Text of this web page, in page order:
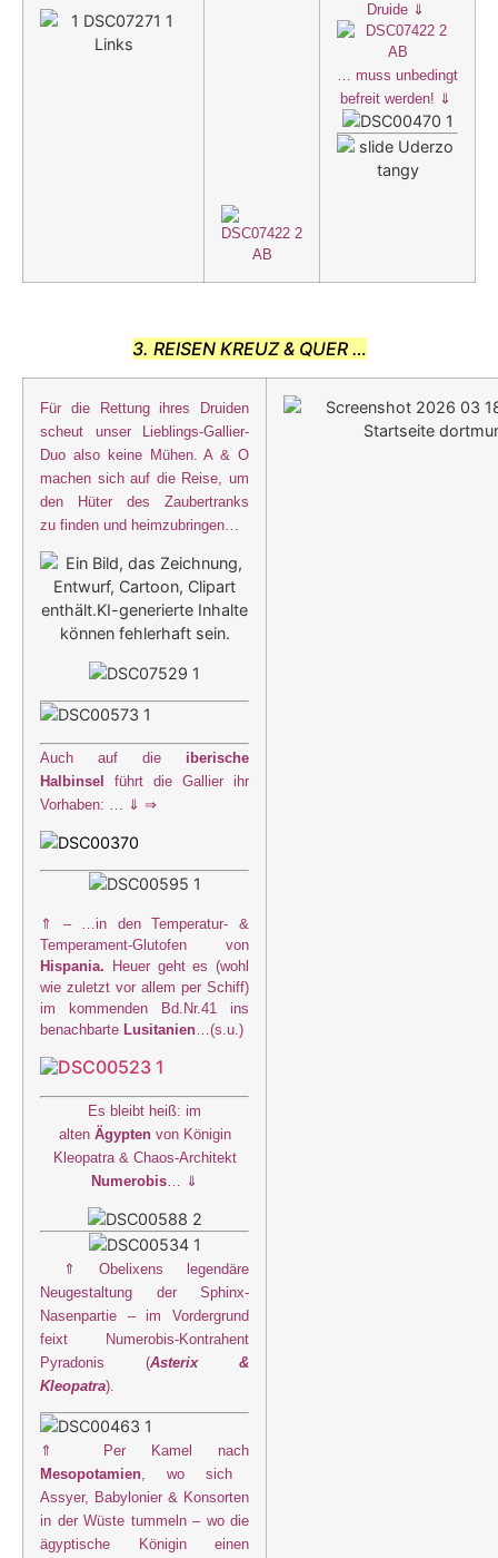
Druide ⇓
… muss unbedingt
befreit werden! ⇓
3. REISEN KREUZ & QUER …
Für die Rettung ihres Druiden
scheut unser Lieblings-Gallier-
Duo also keine Mühen. A & O
machen sich auf die Reise, um
den Hüter des Zaubertranks
zu finden und heimzubringen…
Auch auf die iberische
Halbinsel führt die Gallier ihr
Vorhaben: … ⇓ ⇒
⇑ – …in den Temperatur- &
Temperament-Glutofen von
Hispania. Heuer geht es (wohl
wie zuletzt vor allem per Schiff)
im kommenden Bd.Nr.41 ins
benachbarte Lusitanien …(s.u.)
Es bleibt heiß: im
alten Ägyptenvon Königin
Kleopatra & Chaos-Architekt
Numerobis … ⇓
⇑ Obelixens legendäre
Neugestaltung der Sphinx-
Nasenpartie – im Vordergrund
feixt Numerobis-Kontrahent
Pyradonis (Asterix &
Kleopatra).
⇑
Per Kamel nach
Mesopotamien, wo sich
Assyer, Babylonier & Konsorten
in der Wüste tummeln – wo die
ägyptische Königin einen